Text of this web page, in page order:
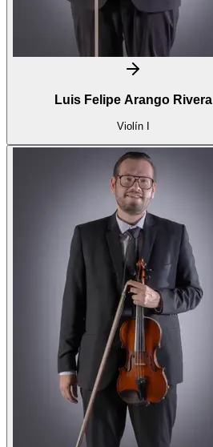
Luis Felipe Arango Rivera
Violín I